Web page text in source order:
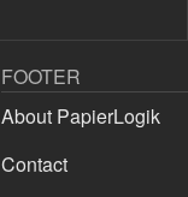
FOOTER
About PapierLogik
Contact